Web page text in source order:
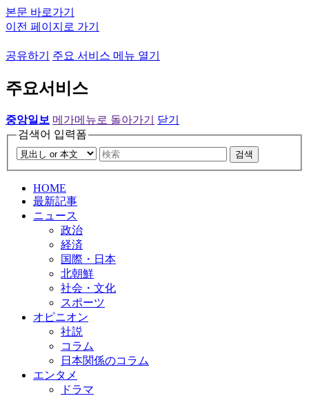
본문 바로가기
이전 페이지로 가기
공유하기 주요 서비스 메뉴 열기
주요서비스
중앙일보 메가메뉴로 돌아가기
닫기
검색어 입력폼
검색
HOME
最新記事
ニュース
政治
経済
国際・日本
北朝鮮
社会・文化
スポーツ
オピニオン
社説
コラム
日本関係のコラム
エンタメ
ドラマ